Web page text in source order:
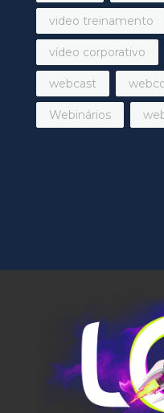
video treinamento
vídeo corporativo
webcast
Webinários